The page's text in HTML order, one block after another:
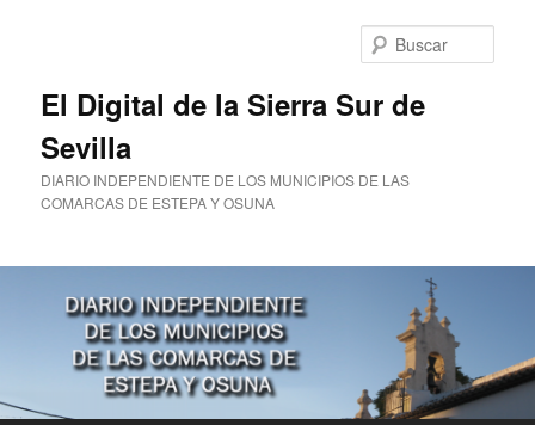
El Digital de la Sierra Sur de
Sevilla
DIARIO INDEPENDIENTE DE LOS MUNICIPIOS DE LAS
COMARCAS DE ESTEPA Y OSUNA